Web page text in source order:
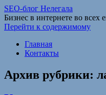
SEO-блог Нелегала
Бизнес в интернете во всех
Перейти к содержимому
Главная
Контакты
Архив рубрики: